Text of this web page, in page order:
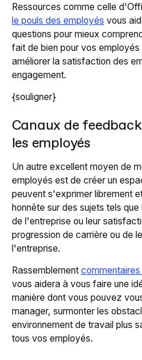
Ressources comme celle
le pouls des employés vous
questions pour mieux
fait de bien pour vos
améliorer la satisfaction des
engagement.
{souligner}
Canaux de
les employés
Un autre excellent moyen de
employés est de créer un
peuvent s'exprimer librement
honnête sur des sujets tels
de l'entreprise ou leur
progression de carrière ou de
l'entreprise.
Rassemblement
vous aidera à vous faire une
manière dont vous pouvez
manager, surmonter les
environnement de travail plus
tous vos employés.